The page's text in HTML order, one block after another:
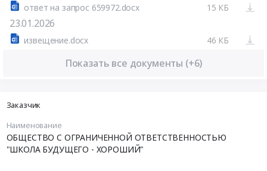
ответ на запрос 659972.docx
15 КБ
23.01.2026
извещение.docx 46 КБ
Показать все документы (+6)
Заказчик
Наименование
ОБЩЕСТВО С ОГРАНИЧЕННОЙ ОТВЕТСТВЕННОСТЬЮ
"ШКОЛА БУДУЩЕГО - ХОРОШИЙ"